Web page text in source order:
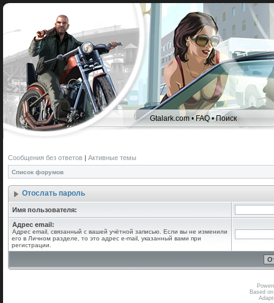
Gtalark.com •FAQ•Поиск
Сообщения без ответов | Активные темы
Список форумов
Отослать пароль
Имя пользователя:
Адрес email:
Адрес email, связанный с вашей учётной записью. Если вы не изменили
его в Личном разделе, то это адрес e-mail, указанный вами при
регистрации.
Based